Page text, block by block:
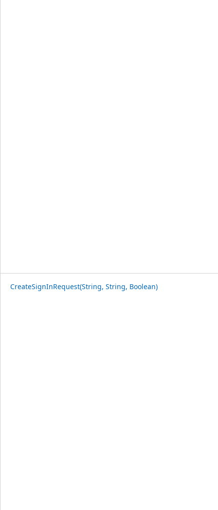
CreateSignInRequest(String, String, Boolean)